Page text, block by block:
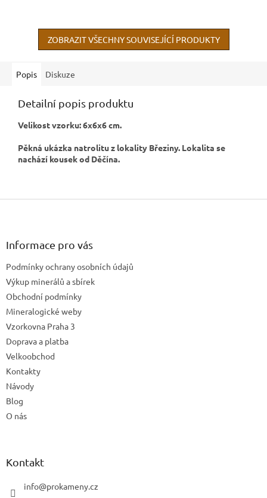
ZOBRAZIT VŠECHNY SOUVISEJÍCÍ PRODUKTY
Popis Diskuze
Detailní popis produktu
Velikost vzorku: 6x6x6 cm.
Pěkná ukázka natrolitu z lokality Březiny. Lokalita se
nachází kousek od Děčína.
Z
Informace pro vás
Podmínky ochrany osobních údajů
Výkup minerálů a sbírek
Obchodní podmínky
Mineralogické weby
Vzorkovna Praha 3
Doprava a platba
Velkoobchod
Kontakty
Návody
Blog
O nás
Kontakt
info@prokameny.cz